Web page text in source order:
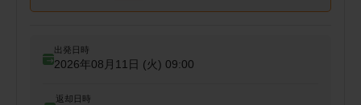
出発日時
2026年08月11日 (火) 09:00
返却日時